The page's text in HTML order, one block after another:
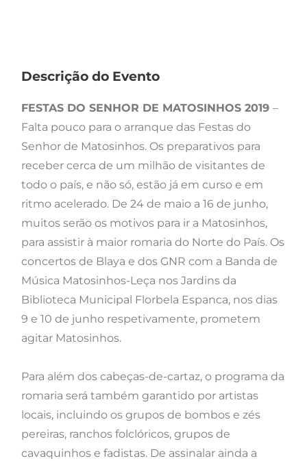
Descrição do Evento
FESTAS DO SENHOR DE MATOSINHOS 2019 –
Falta pouco para o arranque das Festas do
Senhor de Matosinhos. Os preparativos para
receber cerca de um milhão de visitantes de
todo o país, e não só, estão já em curso e em
ritmo acelerado. De 24 de maio a 16 de junho,
muitos serão os motivos para ir a Matosinhos,
para assistir à maior romaria do Norte do País. Os
concertos de Blaya e dos GNR com a Banda de
Música Matosinhos-Leça nos Jardins da
Biblioteca Municipal Florbela Espanca, nos dias
9 e 10 de junho respetivamente, prometem
agitar Matosinhos.
Para além dos cabeças-de-cartaz, o programa da
romaria será também garantido por artistas
locais, incluindo os grupos de bombos e zés
pereiras, ranchos folclóricos, grupos de
cavaquinhos e fadistas. De assinalar ainda a